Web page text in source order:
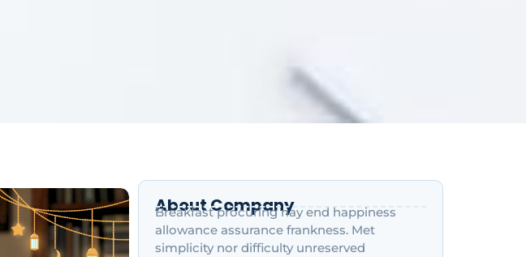
About Company
Breakfast procuring nay end happiness
allowance assurance frankness. Met
simplicity nor difficulty unreserved